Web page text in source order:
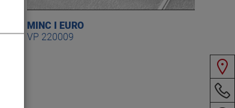
MINC I EURO
VP 220009